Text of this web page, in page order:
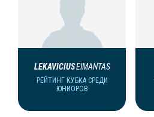
LEKAVICIUSEIMANTAS
РЕЙТИНГ КУБКА СРЕДИ
ЮНИОРОВ